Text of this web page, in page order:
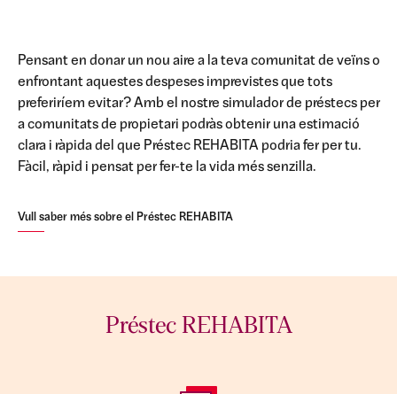
Pensant en donar un nou aire a la teva comunitat de veïns o
enfrontant aquestes despeses imprevistes que tots
preferiríem evitar? Amb el nostre simulador de préstecs per
a comunitats de propietari podràs obtenir una estimació
clara i ràpida del que Préstec REHABITA podria fer per tu.
Fàcil, ràpid i pensat per fer-te la vida més senzilla.
Vull saber més sobre el Préstec REHABITA
Préstec REHABITA